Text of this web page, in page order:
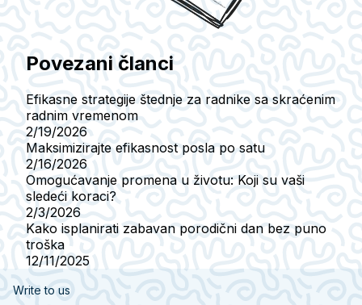
Povezani članci
Efikasne strategije štednje za radnike sa skraćenim
radnim vremenom
2/19/2026
Maksimizirajte efikasnost posla po satu
2/16/2026
Omogućavanje promena u životu: Koji su vaši
sledeći koraci?
2/3/2026
Kako isplanirati zabavan porodični dan bez puno
troška
12/11/2025
Write to us